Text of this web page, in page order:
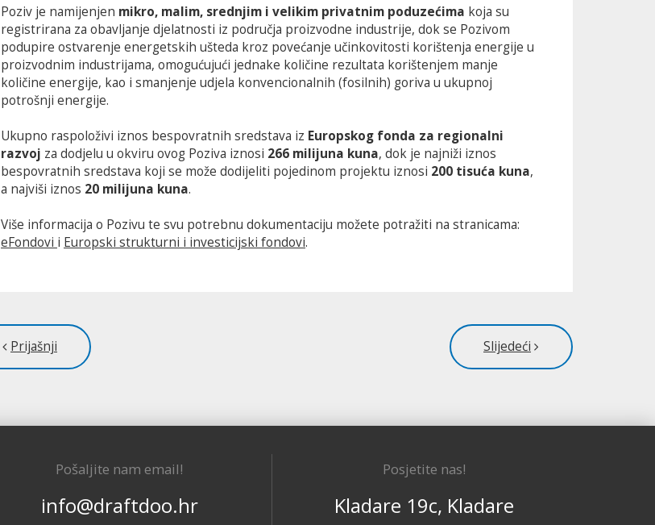
Poziv je namijenjen mikro, malim, srednjim i velikim privatnim poduzećima koja su
registrirana za obavljanje djelatnosti iz područja proizvodne industrije, dok se Pozivom
podupire ostvarenje energetskih ušteda kroz povećanje učinkovitosti korištenja energije u
proizvodnim industrijama, omogućujući jednake količine rezultata korištenjem manje
količine energije, kao i smanjenje udjela konvencionalnih (fosilnih) goriva u ukupnoj
potrošnji energije.
Ukupno raspoloživi iznos bespovratnih sredstava iz Europskog fonda za regionalni
razvoj za dodjelu u okviru ovog Poziva iznosi 266 milijuna kuna, dok je najniži iznos
bespovratnih sredstava koji se može dodijeliti pojedinom projektu iznosi 200 tisuća kuna,
a najviši iznos 20 milijuna kuna.
Više informacija o Pozivu te svu potrebnu dokumentaciju možete potražiti na stranicama:
eFondovi i Europski strukturni i investicijski fondovi.
Prijašnji Slijedeći
Pošaljite nam email!
info@draftdoo.hr
Posjetite nas!
Kladare 19c, Kladare